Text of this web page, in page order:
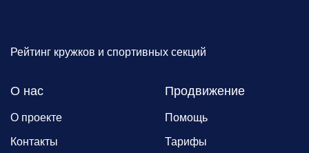
Рейтинг кружков и спортивных секций
О нас
О проекте
Контакты
Продвижение
Помощь
Тарифы